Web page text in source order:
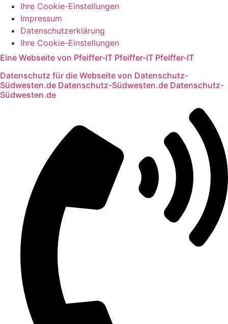
Ihre Cookie-Einstellungen
Impressum
Datenschutzerklärung
Ihre Cookie-Einstellungen
Eine Webseite von Pfeiffer-IT Pfeiffer-IT Pfeiffer-IT
Datenschutz für die Webseite von Datenschutz-
Südwesten.de Datenschutz-Südwesten.de Datenschutz-
Südwesten.de